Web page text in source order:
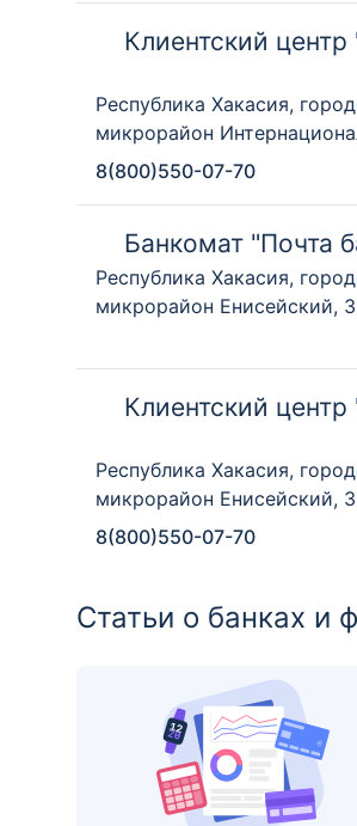
Клиентский центр
Республика Хакасия,
микрорайон
8(800)550-07-70
Банкомат "Почта
Республика Хакасия,
микрорайон Енисейский,
Клиентский центр
Республика Хакасия,
микрорайон Енисейский,
8(800)550-07-70
Статьи о банках и